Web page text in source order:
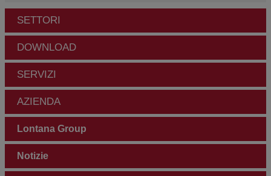
SETTORI
DOWNLOAD
SERVIZI
AZIENDA
Lontana Group
Notizie